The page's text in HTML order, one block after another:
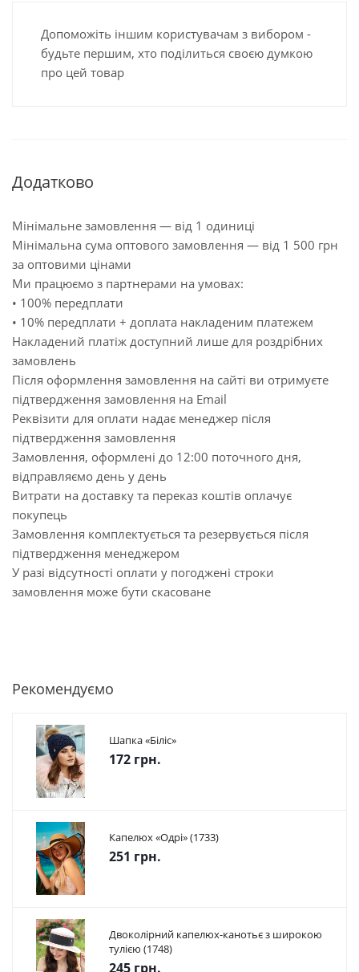
Допоможіть іншим користувачам з вибором -
будьте першим, хто поділиться своєю думкою
про цей товар
Додатково
Мінімальне замовлення — від 1 одиниці
Мінімальна сума оптового замовлення — від 1 500 грн
за оптовими цінами
Ми працюємо з партнерами на умовах:
• 100% передплати
• 10% передплати + доплата накладеним платежем
Накладений платіж доступний лише для роздрібних
замовлень
Після оформлення замовлення на сайті ви отримуєте
підтвердження замовлення на Email
Реквізити для оплати надає менеджер після
підтвердження замовлення
Замовлення, оформлені до 12:00 поточного дня,
відправляємо день у день
Витрати на доставку та переказ коштів оплачує
покупець
Замовлення комплектується та резервується після
підтвердження менеджером
У разі відсутності оплати у погоджені строки
замовлення може бути скасоване
Рекомендуємо
Шапка «Біліс»
172 грн.
Капелюх «Одрі» (1733)
251 грн.
Двоколірний капелюх-канотьє з широкою
тулією (1748)
245 грн.